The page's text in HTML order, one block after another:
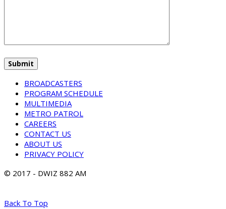
BROADCASTERS
PROGRAM SCHEDULE
MULTIMEDIA
METRO PATROL
CAREERS
CONTACT US
ABOUT US
PRIVACY POLICY
© 2017 - DWIZ 882 AM
Back To Top